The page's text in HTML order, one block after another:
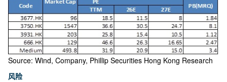
Source: Wind, Company, Phillip Securities Hong Kong Research
风险